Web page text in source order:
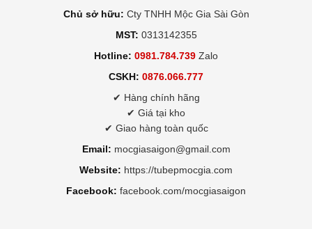
Chủ sở hữu: Cty TNHH Mộc Gia Sài Gòn
MST: 0313142355
Hotline: 0981.784.739 Zalo
CSKH: 0876.066.777
✔ Hàng chính hãng
✔ Giá tại kho
✔ Giao hàng toàn quốc
Email: mocgiasaigon@gmail.com
Website: https://tubepmocgia.com
Facebook: facebook.com/mocgiasaigon